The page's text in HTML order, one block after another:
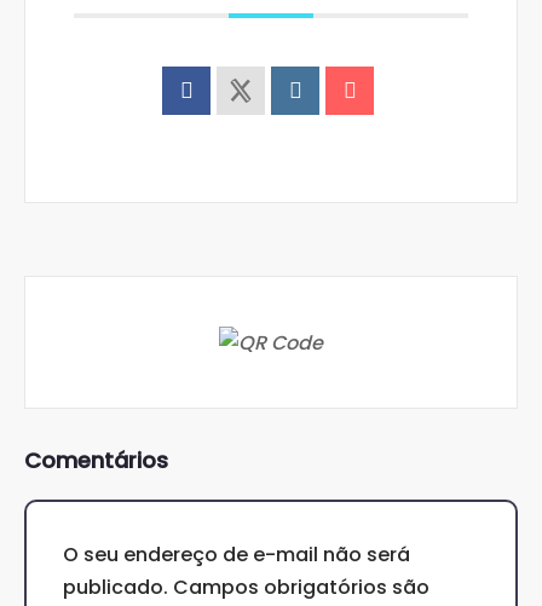
Comentários
O seu endereço de e-mail não será
publicado. Campos obrigatórios são